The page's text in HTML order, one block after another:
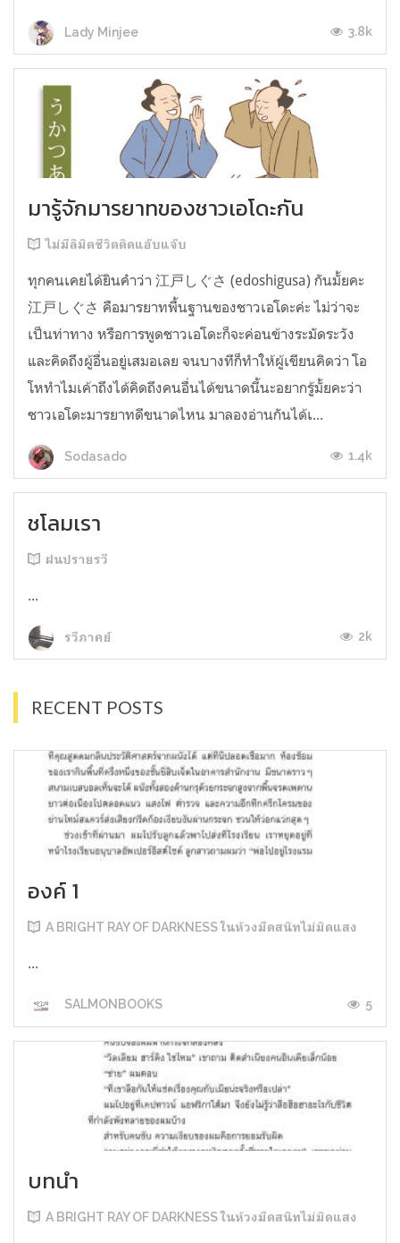
Lady Minjee 3.8k
มารู้จักมารยาทของชาวเอโดะกัน
ไม่มีลิมิตชีวิตติดแอ๊บแจ๊บ
ทุกคนเคยได้ยินคำว่า 江戸しぐさ (edoshigusa) กันมั้ยคะ
江戸しぐさ คือมารยาทพื้นฐานของชาวเอโดะค่ะ ไม่ว่าจะ
เป็นท่าทาง หรือการพูดชาวเอโดะก็จะค่อนข้างระมัดระวัง
และคิดถึงผู้อื่นอยู่เสมอเลย จนบางทีก็ทำให้ผู้เขียนคิดว่า โอ
โหทำไมเค้าถึงได้คิดถึงคนอื่นได้ขนาดนี้นะอยากรู้มั้ยคะว่า
ชาวเอโดะมารยาทดีขนาดไหน มาลองอ่านกันได้เ...
Sodasado 1.4k
ชโลมเรา
ฝนปรายรวี
...
รวีภาคย์ 2k
RECENT POSTS
องค์ 1
A BRIGHT RAY OF DARKNESS ในห้วงมืดสนิทไม่มิดแสง
...
SALMONBOOKS 5
บทนำ
A BRIGHT RAY OF DARKNESS ในห้วงมืดสนิทไม่มิดแสง